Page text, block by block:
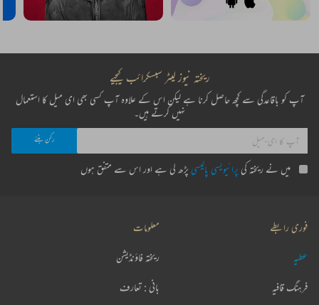
ریختہ نیوز لیٹر سبسکرائب کیجیے
آپ کو باقاعدگی سے کچھ حاصل کرنا ہے لیکن اس کے علاوہ آپ کسی بھی ای میل کا استعمال
نہیں کرتے ہیں۔
میں نے ریختہ کی پرائیویسی پالیسی پڑھ لی ہے اور اس سے متفق ہوں
فوری رابطے
عطیہ
فرہنگ قافیہ
معلومات
ریختہ فاؤنڈیشن
بانی : تعارف